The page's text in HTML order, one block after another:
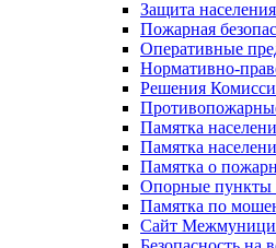
Защита населения
Пожарная
Оперативные
Нормативно-
Решения
Памятка
Памятка
Памятка о
Опорные пункты
Памятка по
Сайт